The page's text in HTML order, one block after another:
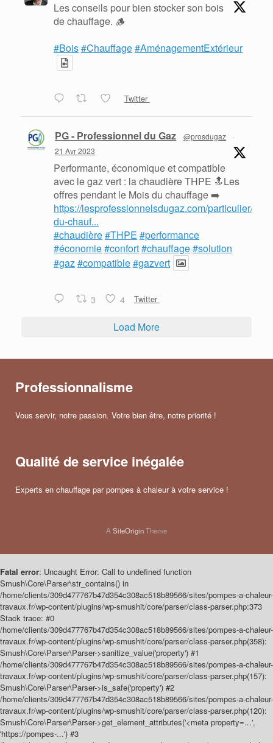
Les conseils pour bien stocker son bois
de chauffage. 🪵
#Bois#Chauffage#AménagementExtérieur
Twitter
PG - Professionnel du Gaz @prosdugaz
·
21 Avr 2023
Performante, économique et compatible
avec le gaz vert : la chaudière THPE 🔝Les
offres pendant le Mois du chauffage ➡️
https://lesprofessionnelsdugaz.com/particulier/
du-chauf...
#chaudière#THPE #performance
#économie#confort#chauffage#solution
#gaz#compatible#gazvert
3 4 Twitter
Load More
Professionnalisme
Vous servir, notre passion. Votre bien être, notre priorité !
Qualité de service inégalée
Experts en chauffage par pompes à chaleur à votre service !
ASiteOriginTheme
Fatal error: Uncaught Error: Call to undefined function
Smush\Core\Parser\str_contains() in
/home/clients/309d477767b47d354c308ac518b89566/sites/pompes-a-chaleur-
travaux.fr/wp-content/plugins/wp-smushit/core/parser/class-parser.php:373
Stack trace: #0
/home/clients/309d477767b47d354c308ac518b89566/sites/pompes-a-chaleur-
travaux.fr/wp-content/plugins/wp-smushit/core/parser/class-parser.php(358):
Smush\Core\Parser\Parser->sanitize_value('property') #1
/home/clients/309d477767b47d354c308ac518b89566/sites/pompes-a-chaleur-
travaux.fr/wp-content/plugins/wp-smushit/core/parser/class-parser.php(157):
Smush\Core\Parser\Parser->is_safe('property') #2
/home/clients/309d477767b47d354c308ac518b89566/sites/pompes-a-chaleur-
travaux.fr/wp-content/plugins/wp-smushit/core/parser/class-parser.php(120):
Smush\Core\Parser\Parser->get_element_attributes('<meta property=...',
'https://pompes-...') #3